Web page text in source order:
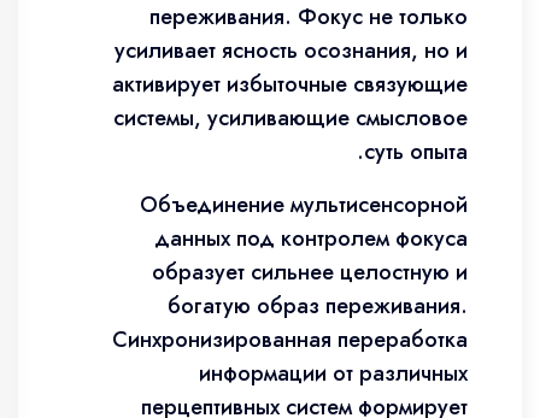
переживания. Фокус не только
усиливает ясность осознания, но и
активирует избыточные связующие
системы, усиливающие смысловое
суть опыта.
Объединение мультисенсорной
данных под контролем фокуса
образует сильнее целостную и
богатую образ переживания.
Синхронизированная переработка
информации от различных
перцептивных систем формирует